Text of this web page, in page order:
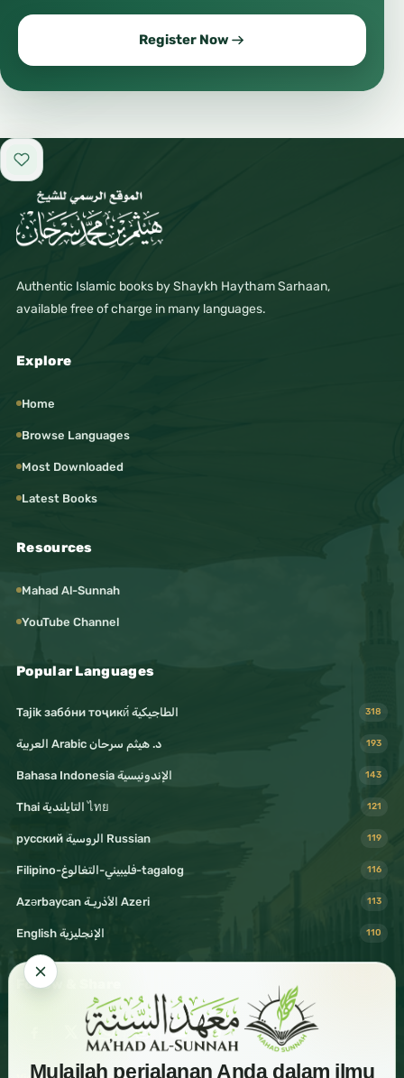
Mulailah perjalanan Anda dalam ilmu
Register Now
Add to favorites
Authentic Islamic books by Shaykh Haytham Sarhaan,
available free of charge in many languages.
Explore
Home
Browse Languages
Most Downloaded
Latest Books
Resources
Mahad Al-Sunnah
YouTube Channel
Popular Languages
Tajik забо́ни тоҷикӣ́ الطاجيكية 318
د. هيثم سرحان Arabic العربية 193
Bahasa Indonesia الإندونيسية 143
Thai التايلندية ไทย 121
русский الروسية Russian 119
Filipino-فليبيني-التغالوغ-tagalog 116
Azərbaycan الأذريـة Azeri 113
English الإنجليزية 110
Follow & Share